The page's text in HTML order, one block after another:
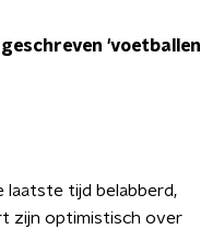
geschreven 'voetballen
laatste tijd belabberd,
zijn optimistisch over